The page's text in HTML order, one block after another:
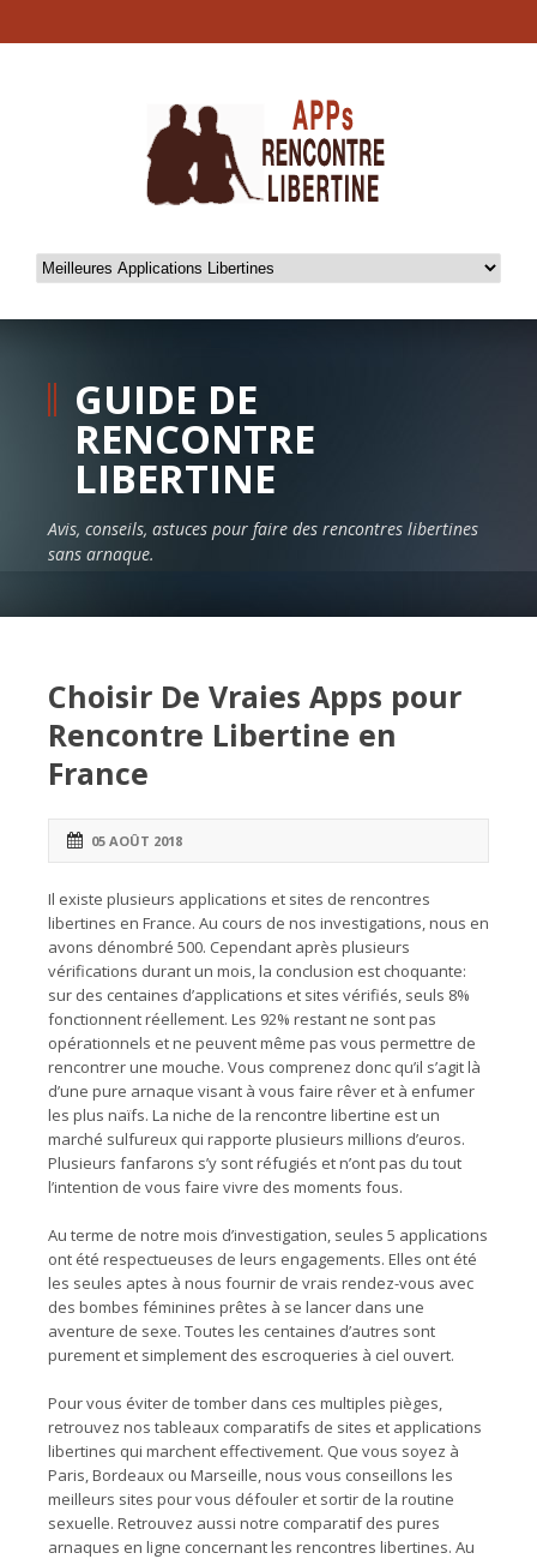
GUIDE DE
RENCONTRE
LIBERTINE
Avis, conseils, astuces pour faire des rencontres libertines
sans arnaque.
Choisir De Vraies Apps pour
Rencontre Libertine en
France
05 AOÛT 2018
Il existe plusieurs applications et sites de rencontres
libertines en France. Au cours de nos investigations, nous en
avons dénombré 500. Cependant après plusieurs
vérifications durant un mois, la conclusion est choquante:
sur des centaines d’applications et sites vérifiés, seuls 8%
fonctionnent réellement. Les 92% restant ne sont pas
opérationnels et ne peuvent même pas vous permettre de
rencontrer une mouche. Vous comprenez donc qu’il s’agit là
d’une pure arnaque visant à vous faire rêver et à enfumer
les plus naïfs. La niche de la rencontre libertine est un
marché sulfureux qui rapporte plusieurs millions d’euros.
Plusieurs fanfarons s’y sont réfugiés et n’ont pas du tout
l’intention de vous faire vivre des moments fous.
Au terme de notre mois d’investigation, seules 5 applications
ont été respectueuses de leurs engagements. Elles ont été
les seules aptes à nous fournir de vrais rendez-vous avec
des bombes féminines prêtes à se lancer dans une
aventure de sexe. Toutes les centaines d’autres sont
purement et simplement des escroqueries à ciel ouvert.
Pour vous éviter de tomber dans ces multiples pièges,
retrouvez nos tableaux comparatifs de sites et applications
libertines qui marchent effectivement. Que vous soyez à
Paris, Bordeaux ou Marseille, nous vous conseillons les
meilleurs sites pour vous défouler et sortir de la routine
sexuelle. Retrouvez aussi notre comparatif des pures
arnaques en ligne concernant les rencontres libertines. Au